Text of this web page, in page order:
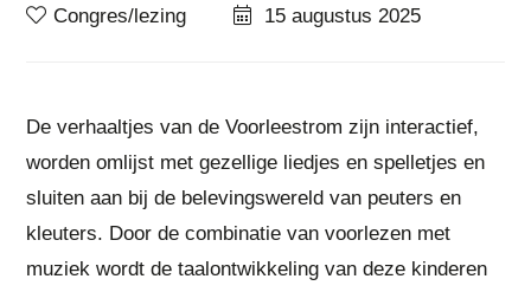
Congres/lezing 15 augustus 2025
De verhaaltjes van de Voorleestrom zijn interactief,
worden omlijst met gezellige liedjes en spelletjes en
sluiten aan bij de belevingswereld van peuters en
kleuters. Door de combinatie van voorlezen met
muziek wordt de taalontwikkeling van deze kinderen